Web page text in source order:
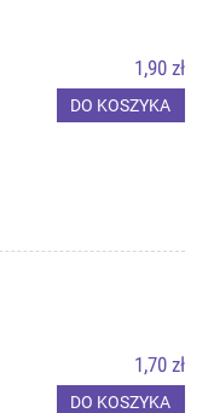
1,90 zł
DO KOSZYKA
1,70 zł
DO KOSZYKA